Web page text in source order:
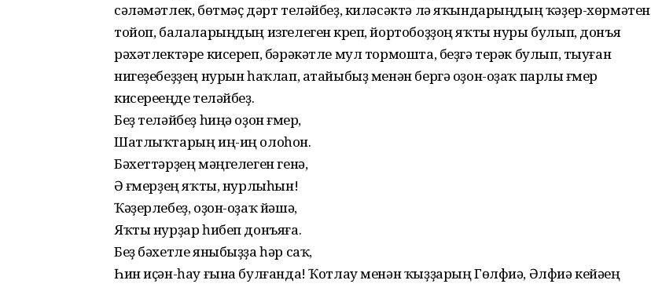
сәләмәтлек, бөтмәҫ дәрт теләйбеҙ, киләсәктә лә яҡындарыңдың ҡәҙер-хөрмәтен
тойоп, балаларыңдың изгелеген күреп, йортобоҙҙоң яҡты нуры булып, донъя
рәхәтлектәре кисереп, бәрәкәтле мул тормошта, беҙгә терәк булып, тыуған
нигеҙебеҙҙең нурын һаҡлап, атайыбыҙ менән бергә оҙон-оҙаҡ парлы ғүмер
кисереүеңде теләйбеҙ.
Беҙ теләйбеҙ һиңә оҙон ғүмер,
Шатлыҡтарың иң-иң олоһон.
Бәхеттәрҙең мәңгелеген генә,
Ә ғүмерҙең яҡты, нурлыһын!
Ҡәҙерлебеҙ, оҙон-оҙаҡ йәшә,
Яҡты нурҙар һибеп донъяға.
Беҙ бәхетле яныбыҙҙа һәр саҡ,
Һин иҫән-һау ғына булғанда! Ҡотлау менән ҡыҙҙарың Гөлфиә, Әлфиә кейәүең